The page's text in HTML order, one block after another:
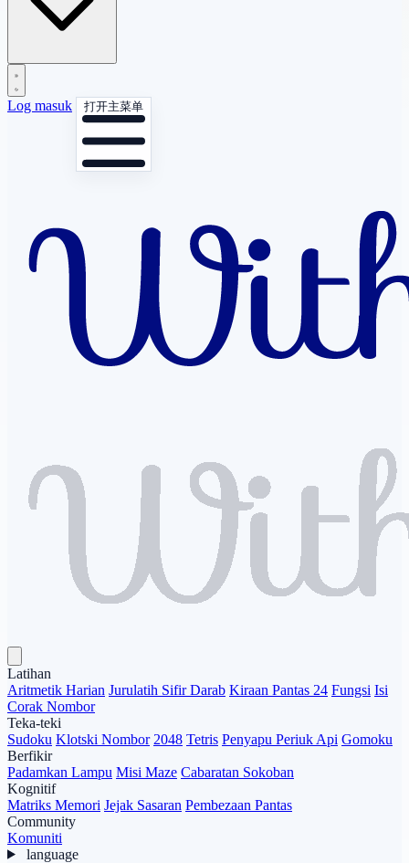
Log masuk 打开主菜单
Latihan
Aritmetik Harian Jurulatih Sifir Darab Kiraan Pantas 24 Fungsi Isi
Corak Nombor
Teka-teki
Sudoku Klotski Nombor 2048 Tetris Penyapu Periuk Api Gomoku
Berfikir
Padamkan Lampu Misi Maze Cabaratan Sokoban
Kognitif
Matriks Memori Jejak Sasaran Pembezaan Pantas
Community
Komuniti
language